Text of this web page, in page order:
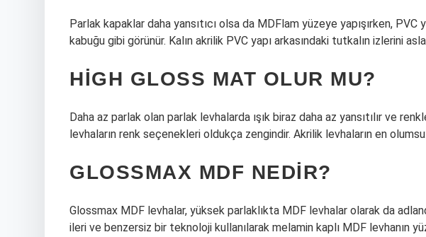
Parlak kapaklar daha yansıtıcı olsa da MDFlam yüzeye yapışırken,
kabuğu gibi görünür. Kalın akrilik PVC yapı arkasındaki tutkalın izlerini
HIGH GLOSS MAT OLUR MU?
Daha az parlak olan parlak levhalarda ışık biraz daha az yansıtılır ve
levhaların renk seçenekleri oldukça zengindir. Akrilik levhaların en
GLOSSMAX MDF NEDIR?
Glossmax MDF levhalar, yüksek parlaklıkta MDF levhalar olarak da
ileri ve benzersiz bir teknoloji kullanılarak melamin kaplı MDF levhanın